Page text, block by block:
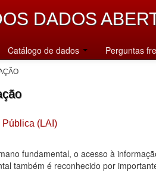
DADOS
Catálogo de dados Perguntas
Pública (LAI)
fundamental, o acesso à
também é reconhecido por